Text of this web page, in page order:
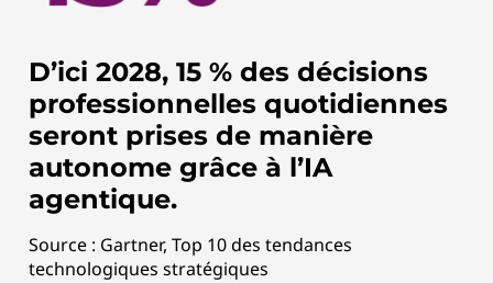
D’ici 2028, 15 % des décisions
professionnelles quotidiennes
seront prises de manière
autonome grâce à l’IA
agentique.
Source : Gartner, Top 10 des tendances
technologiques stratégiques